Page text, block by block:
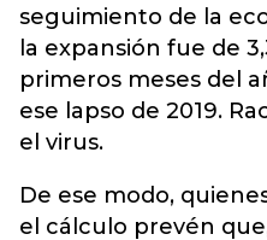
seguimiento de la
la expansión fue de
primeros meses del
ese lapso de 2019.
el virus.
De ese modo,
el cálculo prevén